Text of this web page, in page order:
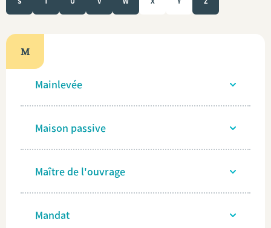
M
Mainlevée
Maison passive
Maître de l'ouvrage
Mandat